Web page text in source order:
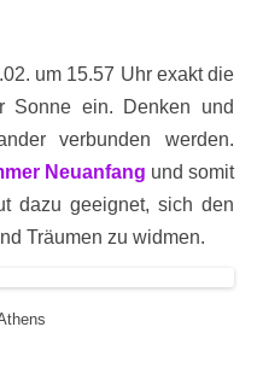
um 15.57 Uhr exakt die
Sonne ein. Denken und
verbunden werden.
Neuanfang und somit
dazu geeignet, sich den
Träumen zu widmen.